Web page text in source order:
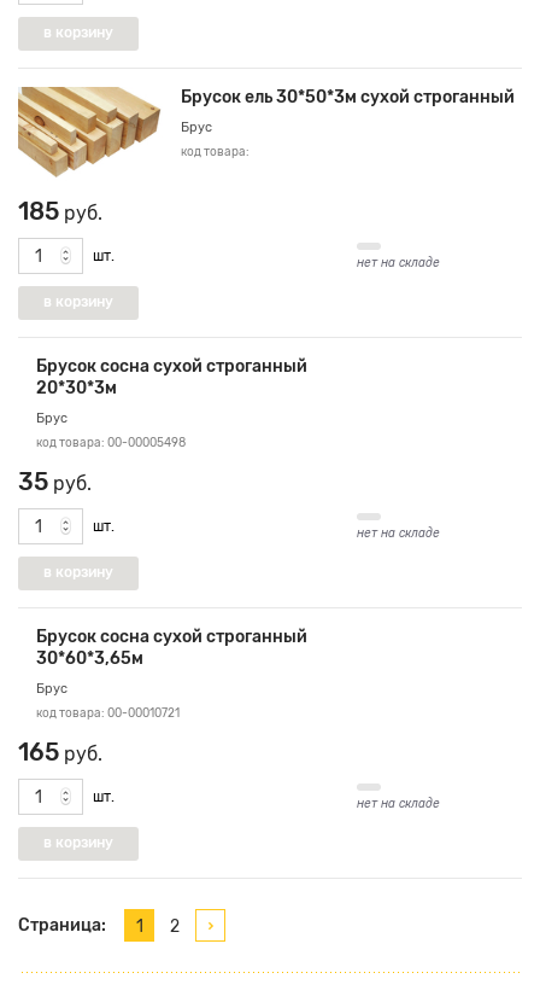
Брусок ель 30*50*3м сухой строганный
Брус
код товара:
185 руб.
шт. нет на складе
Брусок сосна сухой строганный
20*30*3м
Брус
код товара: 00-00005498
35 руб.
шт. нет на складе
Брусок сосна сухой строганный
30*60*3,65м
Брус
код товара: 00-00010721
165 руб.
шт. нет на складе
Страница: 1 2